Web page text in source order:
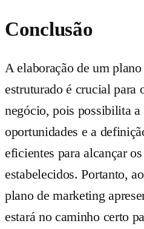
Conclusão
A elaboração de um
estruturado é crucial para
negócio, pois possibilita
oportunidades e a
eficientes para alcançar
estabelecidos. Portanto,
plano de marketing
estará no caminho certo